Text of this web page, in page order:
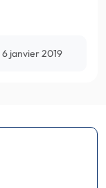
6 janvier 2019